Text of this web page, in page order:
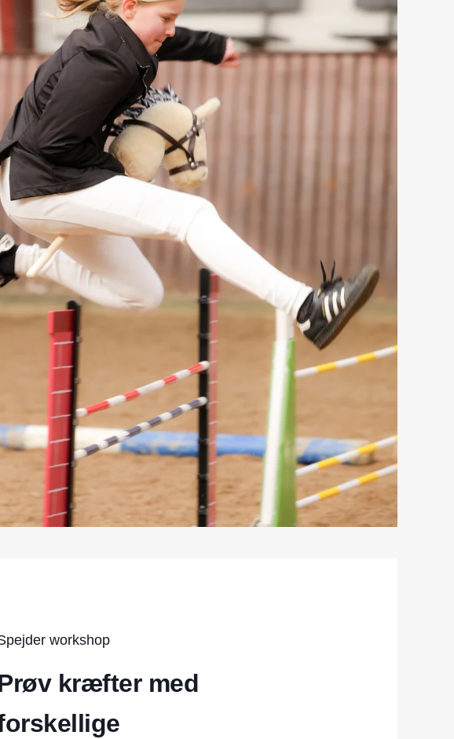
workshop
kræfter med